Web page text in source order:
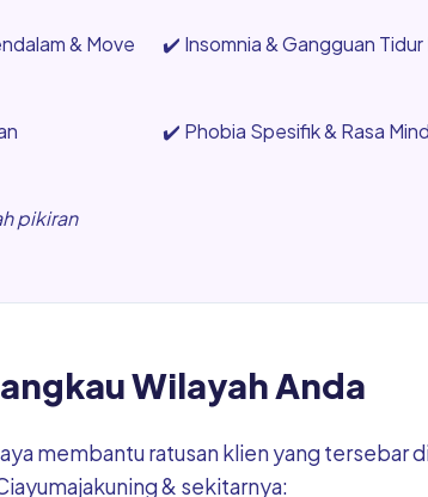
& Move
✔️ Insomnia & Gangguan Tidur
✔️ Phobia Spesifik & Rasa
pikiran
Wilayah Anda
membantu ratusan klien yang tersebar
& sekitarnya: